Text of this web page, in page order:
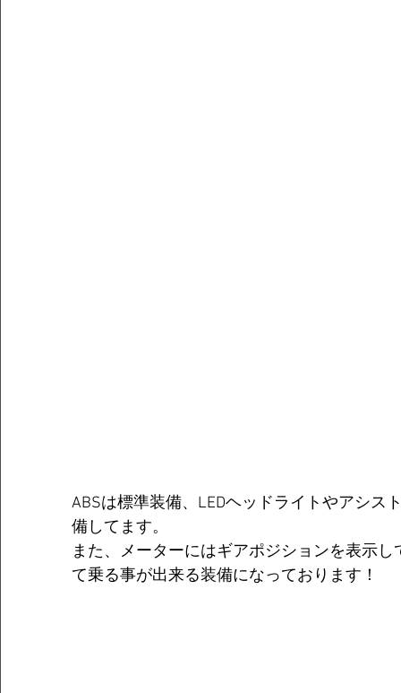
ABSは標準装備、LEDヘッドライトやアシス
備してます。
また、メーターにはギアポジションを表示
て乗る事が出来る装備になっております！